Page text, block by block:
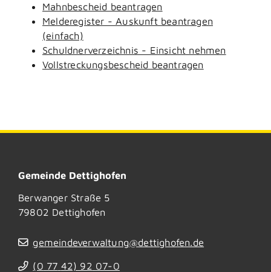
Mahnbescheid beantragen
Melderegister - Auskunft beantragen
(einfach)
Schuldnerverzeichnis - Einsicht nehmen
Vollstreckungsbescheid beantragen
Gemeinde Dettighofen
Berwanger Straße 5
79802 Dettighofen
gemeindeverwaltung@dettighofen.de
(0 77 42) 92 07-0